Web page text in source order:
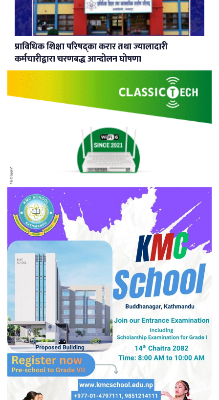
प्राविधिक शिक्षा परिषद्का करार तथा ज्यालादारी
कर्मचारीद्वारा चरणबद्ध आन्दोलन घोषणा